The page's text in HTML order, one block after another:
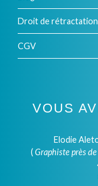
Droit de rétractation
CGV
VOUS
Elodie
(Graphiste près